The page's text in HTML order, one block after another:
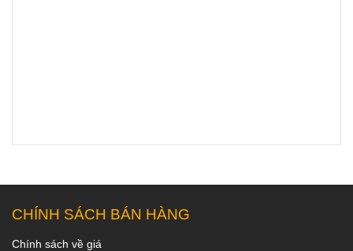
CHÍNH SÁCH BÁN HÀNG
Chính sách về giá